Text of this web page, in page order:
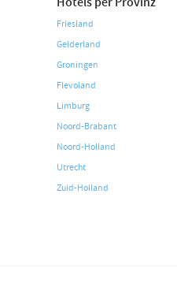
Friesland
Gelderland
Groningen
Flevoland
Limburg
Noord-Brabant
Noord-Holland
Utrecht
Zuid-Holland